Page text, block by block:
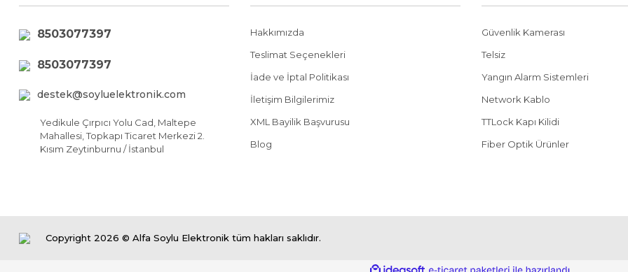
8503077397
8503077397
destek@soyluelektronik.com
Yedikule Çırpıcı Yolu Cad, Maltepe
Mahallesi, Topkapı Ticaret Merkezi 2.
Kısım Zeytinburnu / İstanbul
Hakkımızda
Teslimat Seçenekleri
İade ve İptal Politikası
İletişim Bilgilerimiz
XML Bayilik Başvurusu
Blog
Güvenlik Kamerası
Telsiz
Yangın Alarm Sistemleri
Network Kablo
TTLock Kapı Kilidi
Fiber Optik Ürünler
Copyright 2026 © Alfa Soylu Elektronik tüm hakları saklıdır.